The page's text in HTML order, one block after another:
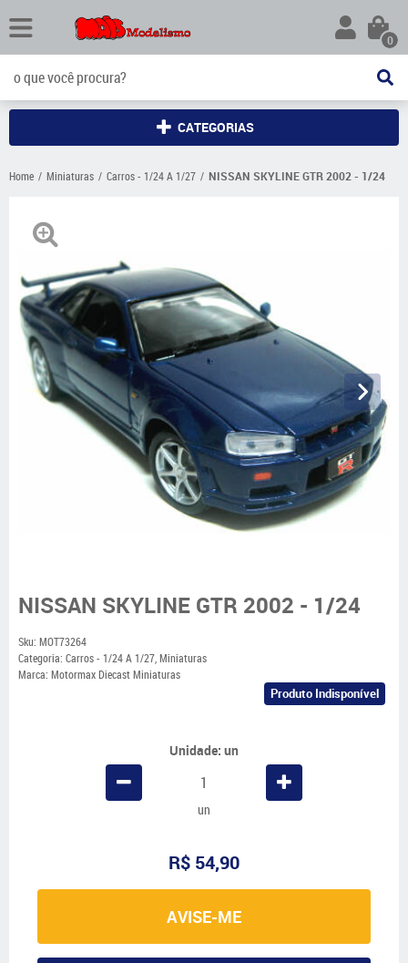
0
CATEGORIAS
Home Miniaturas Carros - 1/24 A 1/27 NISSAN SKYLINE GTR 2002 - 1/24
NISSAN SKYLINE GTR 2002 - 1/24
Sku: MOT73264
Categoria: Carros - 1/24 A 1/27,Miniaturas
Marca: Motormax Diecast Miniaturas
Produto Indisponível
Unidade: un
un
R$ 54,90
AVISE-ME